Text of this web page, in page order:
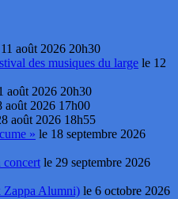
août 2026 20h30
des musiques du large le 12
août 2026 20h30
août 2026 17h00
août 2026 18h55
» le 18 septembre 2026
concert le 29 septembre 2026
Zappa Alumni) le 6 octobre 2026